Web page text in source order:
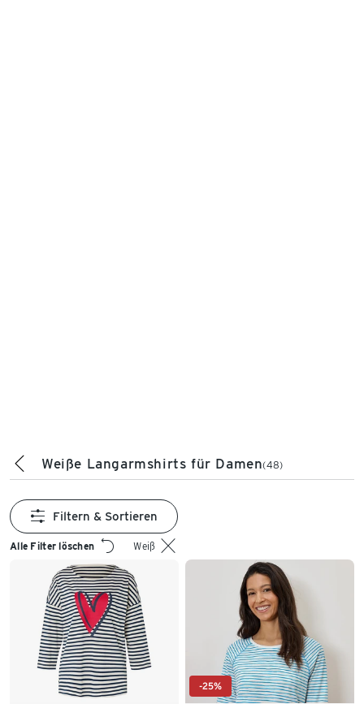
Weiße Langarmshirts für Damen(48)
Alle Filter löschen Weiß
Filtern & Sortieren
-25%